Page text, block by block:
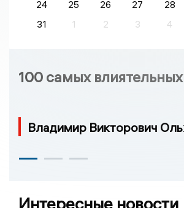
24
25 26 27 28
31
1 2 3 4
100 самых
Владимир Викторович